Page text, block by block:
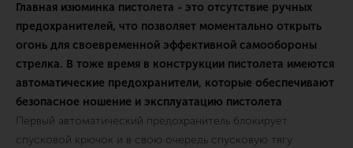
Главная изюминка пистолета - это отсутствие ручных
предохранителей, что позволяет моментально открыть
огонь для своевременной эффективной самообороны
стрелка. В тоже время в конструкции пистолета имеются
автоматические предохранители, которые обеспечивают
безопасное ношение и эксплуатацию пистолета
Первый автоматический предохранитель блокирует
спусковой крючок и в свою очередь спусковую тягу